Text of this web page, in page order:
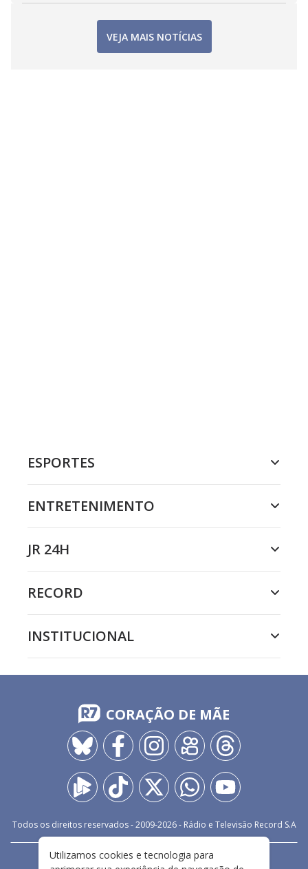
VEJA MAIS NOTÍCIAS
ESPORTES
ENTRETENIMENTO
JR 24H
RECORD
INSTITUCIONAL
CORAÇÃO DE MÃE
Todos os direitos reservados - 2009-2026- Rádio e Televisão Record S.A
FALE CONOSCO PRIVACIDADE
Utilizamos cookies e tecnologia para